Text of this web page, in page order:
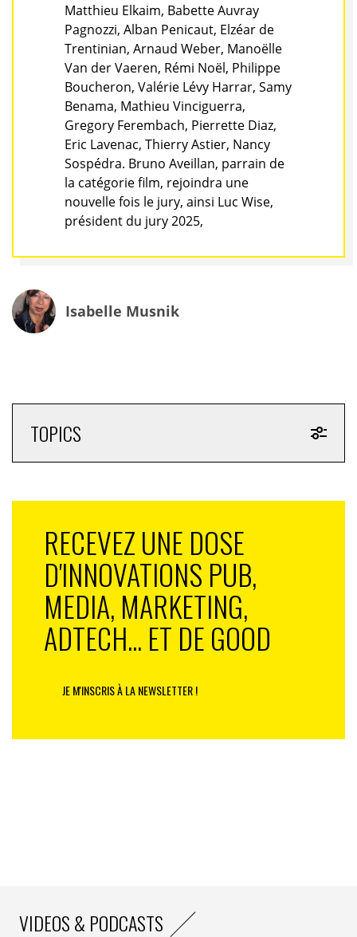
Matthieu Elkaim, Babette Auvray
Pagnozzi, Alban Penicaut, Elzéar de
Trentinian, Arnaud Weber, Manoëlle
Van der Vaeren, Rémi Noël, Philippe
Boucheron, Valérie Lévy Harrar, Samy
Benama, Mathieu Vinciguerra,
Gregory Ferembach, Pierrette Diaz,
Eric Lavenac, Thierry Astier, Nancy
Sospédra. Bruno Aveillan, parrain de
la catégorie film, rejoindra une
nouvelle fois le jury, ainsi Luc Wise,
président du jury 2025,
Isabelle Musnik
TOPICS
RECEVEZ UNE DOSE
D'INNOVATIONS PUB,
MEDIA, MARKETING,
ADTECH... ET DE GOOD
JE M'INSCRIS À LA NEWSLETTER !
VIDEOS & PODCASTS